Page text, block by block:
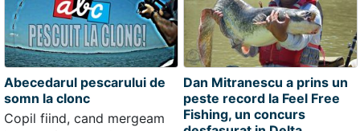
Abecedarul pescarului de
somn la clonc
Copil fiind, cand mergeam
Dan Mitranescu a prins un
peste record la Feel Free
Fishing, un concurs